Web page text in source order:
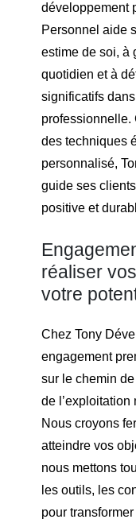
développement
Personnel aide
estime de soi, à
quotidien et à
significatifs
professionnelle.
des techniques
personnalisé,
guide ses
positive et
réaliser
votre
Chez Tony
engagement
sur le chemin
de l’exploitation
Nous croyons
atteindre vos
nous mettons
les outils, les
pour